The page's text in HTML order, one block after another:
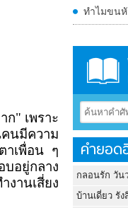
" เพราะ
นมีความ
าเพื่อน ๆ
อยู่กลาง
านเสี่ยง
ทำไมขนหั
คำยอด
กลอนรัก วัน
บ้านเดี่ยว รัง